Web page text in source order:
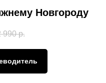
Новгороду
990 р.